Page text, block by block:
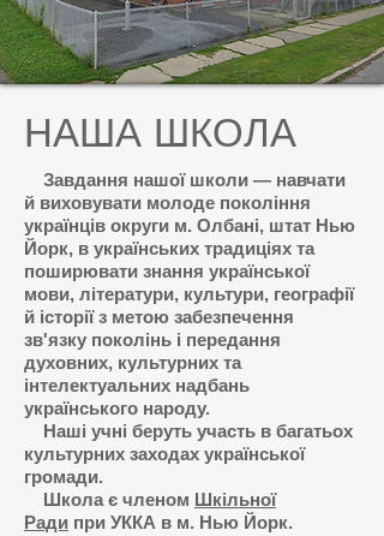
НАША ШКОЛА
Завдання нашої школи — навчати
й виховувати молоде покоління
українців округи м. Олбані, штат Нью
Йорк, в українських традиціях та
поширювати знання української
мови, літератури, культури, географії
й історії з метою забезпечення
зв'язку поколінь і передання
духовних, культурних та
інтелектуальних надбань
українського народу.
Наші учні беруть участь в багатьох
культурних заходах української
громади.
Школа є членом Шкільної
Ради при УККА в м. Нью Йорк.